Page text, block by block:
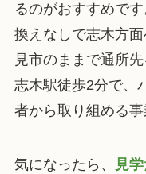
るのがおすすめで
換えなしで志木方
見市のままで通所先
志木駅徒歩2分で、
者から取り組める事
気になったら、 見